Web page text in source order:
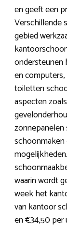
en geeft een
Verschillende
gebied
ondersteunen
en
toiletten
aspecten
waarin wordt
week het
van kantoor
en €34,50 per